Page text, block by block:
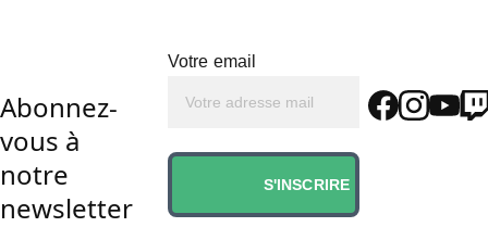
Abonnez-
vous à
notre
newsletter
Votre email
S'INSCRIRE